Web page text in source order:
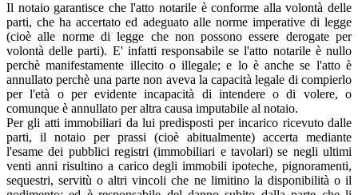
Il notaio garantisce che l'atto notarile è conforme alla volontà delle
parti, che ha accertato ed adeguato alle norme imperative di legge
(cioè alle norme di legge che non possono essere derogate per
volontà delle parti). E' infatti responsabile se l'atto notarile è nullo
perchè manifestamente illecito o illegale; e lo è anche se l'atto è
annullato perchè una parte non aveva la capacità legale di compierlo
per l'età o per evidente incapacità di intendere o di volere, o
comunque è annullato per altra causa imputabile al notaio.
Per gli atti immobiliari da lui predisposti per incarico ricevuto dalle
parti, il notaio per prassi (cioè abitualmente) accerta mediante
l'esame dei pubblici registri (immobiliari e tavolari) se negli ultimi
venti anni risultino a carico degli immobili ipoteche, pignoramenti,
sequestri, servitù o altri vincoli che ne limitino la disponibilità o il